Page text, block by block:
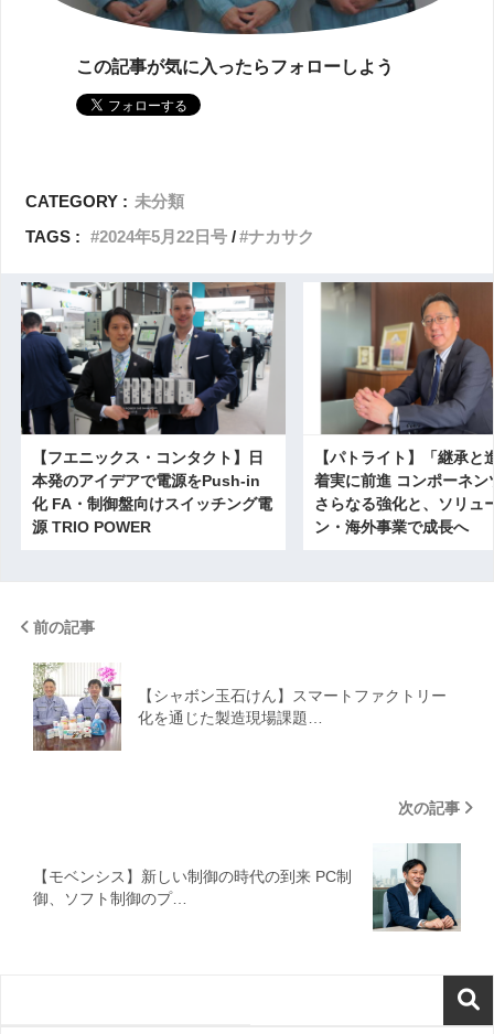
この記事が気に入ったらフォローしよう
CATEGORY : 未分類
TAGS :
2024年5月22日号 ナカサク
【フエニックス・コンタクト】日
本発のアイデアで電源をPush-in
化 FA・制御盤向けスイッチング電
源 TRIO POWER
【パトライト】「継承と
着実に前進 コンポーネン
さらなる強化と、ソリュ
ン・海外事業で成長へ
前の記事
【シャボン玉石けん】スマートファクトリー
化を通じた製造現場課題…
次の記事
【モベンシス】新しい制御の時代の到来 PC制
御、ソフト制御のプ…